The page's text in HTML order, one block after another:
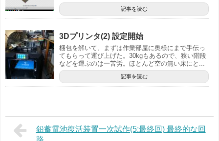
記事を読む
3Dプリンタ(2) 設定開始
梱包を解いて、まずは作業部屋に奥様にまで手伝っ
てもらって運び上げた。30kgもあるので、狭い階段
などを運ぶのは一苦労。ほとんど空の無い床にと...
記事を読む
鉛蓄電池復活装置一次試作(5:最終回) 最終的な回
路